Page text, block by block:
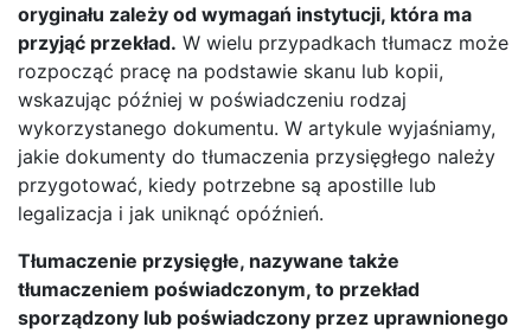
oryginału zależy od wymagań instytucji, która ma
przyjąć przekład. W wielu przypadkach tłumacz może
rozpocząć pracę na podstawie skanu lub kopii,
wskazując później w poświadczeniu rodzaj
wykorzystanego dokumentu. W artykule wyjaśniamy,
jakie dokumenty do tłumaczenia przysięgłego należy
przygotować, kiedy potrzebne są apostille lub
legalizacja i jak uniknąć opóźnień.
Tłumaczenie przysięgłe, nazywane także
tłumaczeniem poświadczonym, to przekład
sporządzony lub poświadczony przez uprawnionego